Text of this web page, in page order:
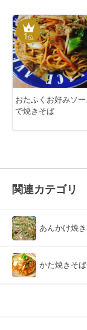
1位
おたふくお好みソー
で焼きそば
関連カテゴリ
あんかけ焼
かた焼きそば